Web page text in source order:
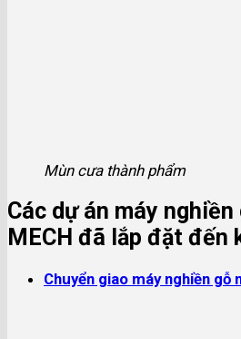
Mùn cưa thành phẩm
Các dự án máy nghiền
MECH đã lắp đặt đến
Chuyển giao máy nghiền gỗ